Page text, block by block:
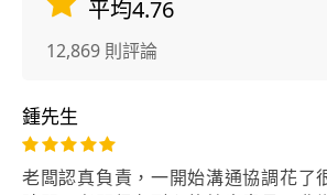
平均4.76
12,869 則評論
鍾先生
老闆認真負責，一開始溝通協調花了